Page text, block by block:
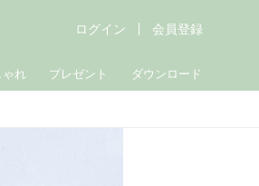
ゃれ プレゼント ダウンロード
ログイン 会員登録